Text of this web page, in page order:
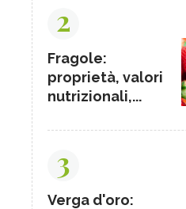
2
Fragole:
proprietà, valori
nutrizionali,...
3
Verga d'oro: